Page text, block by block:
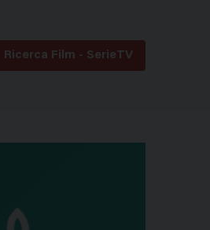
Ricerca Film - SerieTV